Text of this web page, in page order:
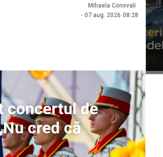
Mihaela Conovali
- 07 aug. 2026 08:28
concertul de
cred că